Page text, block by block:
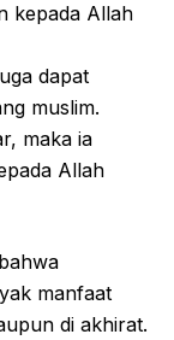
kepada Allah
dapat
muslim.
maka ia
Allah
manfaat
di akhirat.